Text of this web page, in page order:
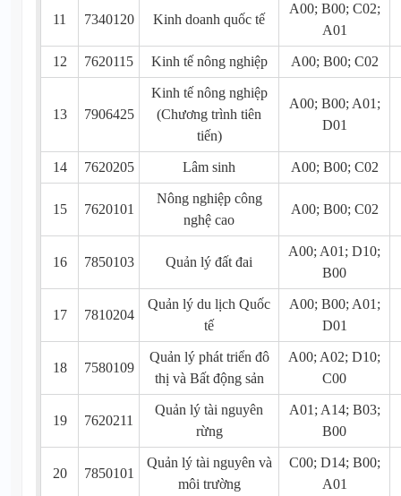
11 7340120 Kinh doanh quốc tế
A00; B00; C02;
A01
12 7620115 Kinh tế nông nghiệp A00; B00; C02
13 7906425
Kinh tế nông nghiệp
(Chương trình tiên
tiến)
A00; B00; A01;
D01
14 7620205 Lâm sinh A00; B00; C02
15 7620101
Nông nghiệp công
nghệ cao
A00; B00; C02
16 7850103 Quản lý đất đai
A00; A01; D10;
B00
17 7810204
Quản lý du lịch Quốc
tế
A00; B00; A01;
D01
18 7580109
Quản lý phát triển đô
thị và Bất động sản
A00; A02; D10;
C00
19 7620211
Quản lý tài nguyên
rừng
A01; A14; B03;
B00
20 7850101
Quản lý tài nguyên và
môi trường
C00; D14; B00;
A01